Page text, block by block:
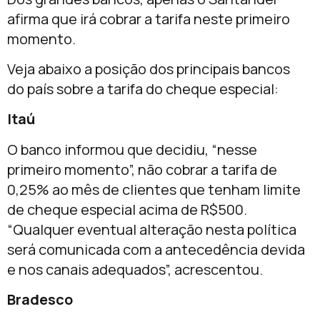
afirma que irá cobrar a tarifa neste primeiro
momento.
Veja abaixo a posição dos principais bancos
do país sobre a tarifa do cheque especial:
Itaú
O banco informou que decidiu, “nesse
primeiro momento”, não cobrar a tarifa de
0,25% ao mês de clientes que tenham limite
de cheque especial acima de R$500.
“Qualquer eventual alteração nesta política
será comunicada com a antecedência devida
e nos canais adequados”, acrescentou.
Bradesco